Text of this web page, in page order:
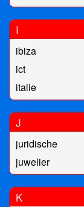
I
ibiza
ict
italie
J
juridische
juwelier
K